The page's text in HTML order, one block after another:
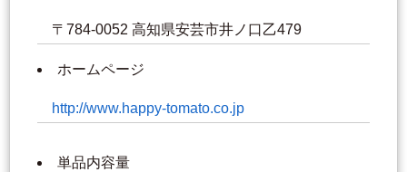
〒784-0052 高知県安芸市井ノ口乙479
ホームページ
http://www.happy-tomato.co.jp
単品内容量